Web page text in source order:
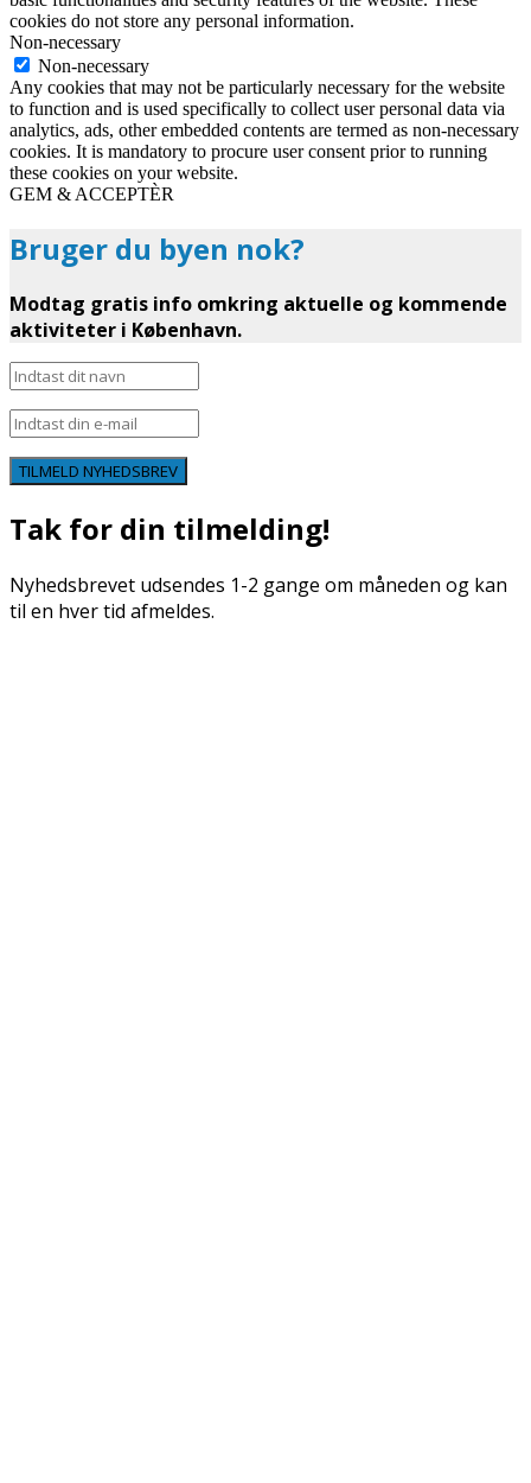
cookies do not store any personal information.
Non-necessary
Non-necessary
Any cookies that may not be particularly necessary for the website
to function and is used specifically to collect user personal data via
analytics, ads, other embedded contents are termed as non-necessary
cookies. It is mandatory to procure user consent prior to running
these cookies on your website.
GEM & ACCEPTÈR
Bruger du byen nok?
Modtag gratis info omkring aktuelle og kommende
aktiviteter i København.
TILMELD NYHEDSBREV
Tak for din tilmelding!
Nyhedsbrevet udsendes 1-2 gange om måneden og kan
til en hver tid afmeldes.